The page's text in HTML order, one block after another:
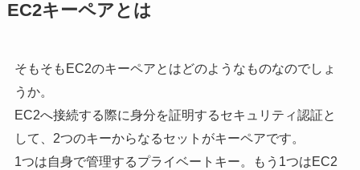
EC2キーペアとは
そもそもEC2のキーペアとはどのようなものなのでしょ
うか。
EC2へ接続する際に身分を証明するセキュリティ認証と
して、2つのキーからなるセットがキーペアです。
1つは自身で管理するプライベートキー。もう1つはEC2